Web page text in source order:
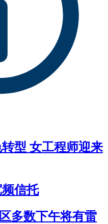
型 女工程师迎来
信托
多数下午将有雷